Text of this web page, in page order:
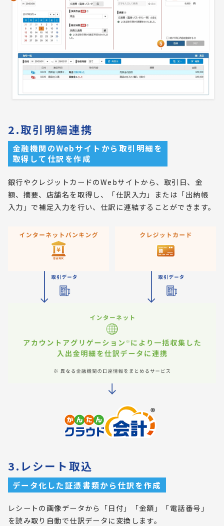
2.取引明細連携
金融機関のWebサイトから取引明細を
取得して仕訳を作成
銀行やクレジットカードのWebサイトから、取引日、金
額、摘要、店舗名を取得し、「仕訳入力」または「出納帳
入力」で補足入力を行い、仕訳に連結することができます。
3.レシート取込
データ化した証憑書類から仕訳を作成
レシートの画像データから「日付」「金額」「電話番号」
を読み取り自動で仕訳データに変換します。